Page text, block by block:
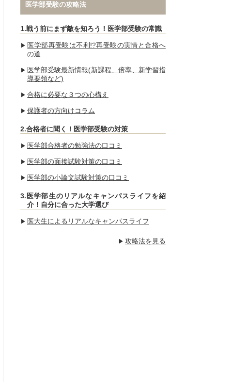
医学部受験の攻略法
1.戦う前にまず敵を知ろう！医学部受験の常識
医学部再受験は不利!?再受験の実情と合格へ
の道
医学部受験最新情報(新課程、倍率、新学習指
導要領など)
合格に必要な３つの心構え
保護者の方向けコラム
2.合格者に聞く！医学部受験の対策
医学部合格者の勉強法の口コミ
医学部の面接試験対策の口コミ
医学部の小論文試験対策の口コミ
3.医学部生のリアルなキャンパスライフを紹
介！自分に合った大学選び
医大生によるリアルなキャンパスライフ
攻略法を見る